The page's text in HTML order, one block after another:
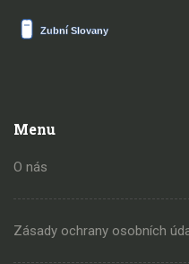
Menu
O nás
Zásady ochrany osobních